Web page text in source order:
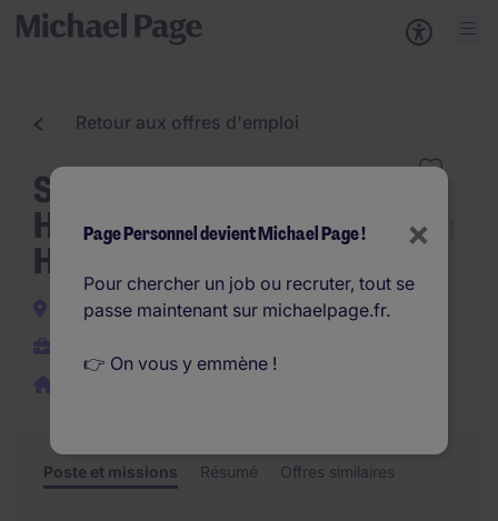
Retour aux offres d'emploi
Sales Representative -
Horeca & Retail Luxembourg
H/F
Thionville
Poste et missions Résumé Offres similaires
×
Page Personnel devient Michael Page !
Pour chercher un job ou recruter, tout se
passe maintenant sur michaelpage.fr.
👉 On vous y emmène !